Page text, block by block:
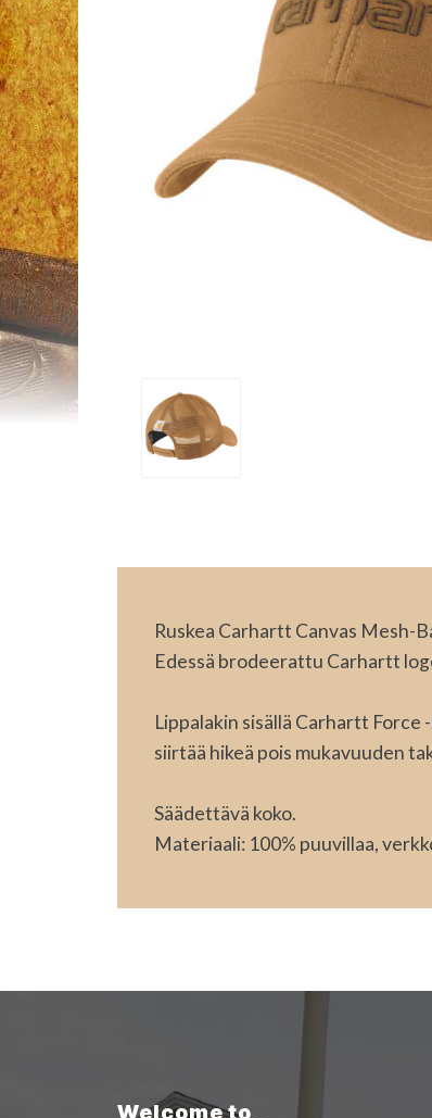
Ruskea Carhartt Canvas Mesh-
Edessä brodeerattu Carhartt
Lippalakin sisällä Carhartt
siirtää hikeä pois mukavuuden
Säädettävä koko.
Materiaali: 100% puuvillaa,